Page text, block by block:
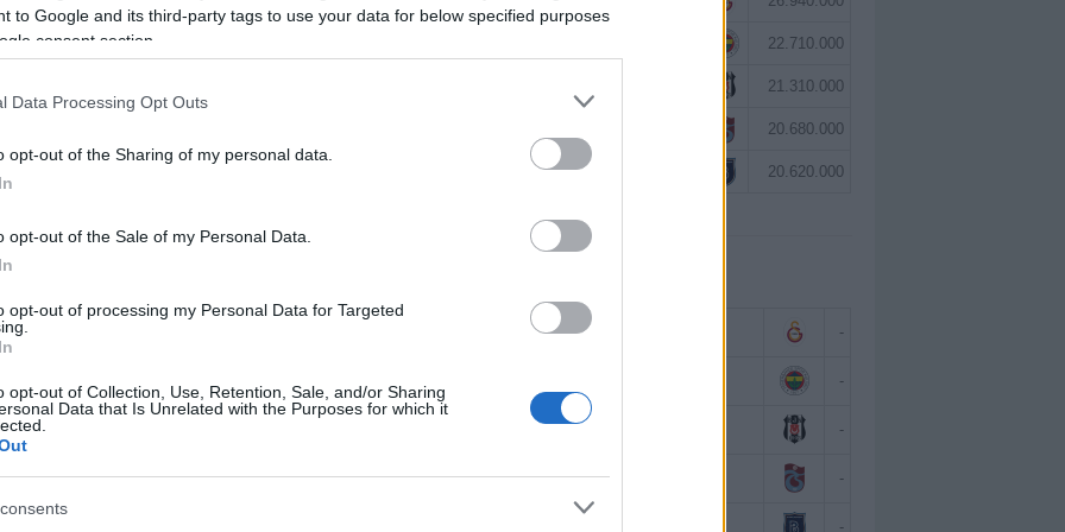
to Google and its third-party tags to use your data for below specified purposes
consent section.
Data Processing Opt Outs
opt-out of the Sharing of my personal data.
opt-out of the Sale of my Personal Data.
opt-out of processing my Personal Data for Targeted
opt-out of Collection, Use, Retention, Sale, and/or Sharing
Data that Is Unrelated with the Purposes for which it
Öneriyor – 12. Hafta: Sakatlık Yaşamadığı
Değil!
çekip isabetli şutlar çıkarıyor, kornerlerde ve serbest
Gölgesinde 7. Hafta – Çok net, şimdi değilse ne
16/2022 YazarOğuz Oruç|
sezon Ekstraklasa’da attığı gollerle adından sıkça söz
Angielski’nin Süper Lig’de de kendini göstermesi için eline
iyi bir fırsat geçti.
22.710.000
21.310.000
20.680.000
Eldor Shomurodov 20.620.000
Victor Osimhen -
-
Orkun Kökçü -
Paul Onuachu -
-